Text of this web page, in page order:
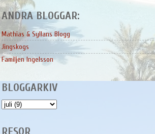
ANDRA BLOGGAR:
Mathias & Syllans Blogg
Jingskogs
Familjen Ingelsson
BLOGGARKIV
RESOR